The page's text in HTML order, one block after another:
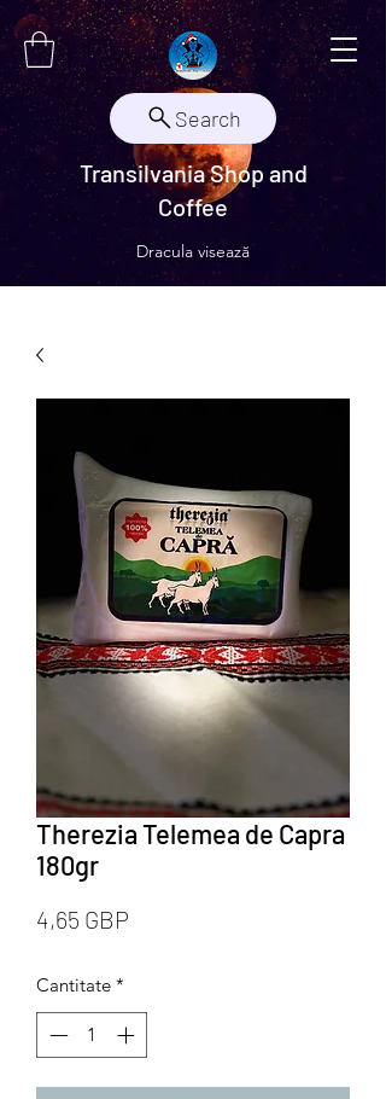
Search
Transilvania Shop and
Coffee
Dracula visează
Therezia Telemea de Capra
180gr
4,65 GBP
Cantitate *